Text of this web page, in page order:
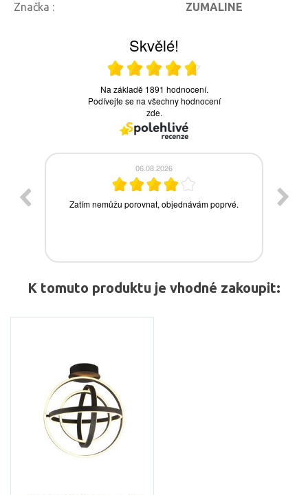
Značka :
ZUMALINE
K tomuto produktu je vhodné zakoupit: